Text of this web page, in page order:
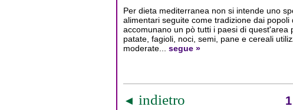
Per dieta mediterranea non si intende uno
alimentari seguite come tradizione dai
accomunano un pò tutti i paesi di quest'area
patate, fagioli, noci, semi, pane e cereali
moderate... segue »
◄ indietro 1